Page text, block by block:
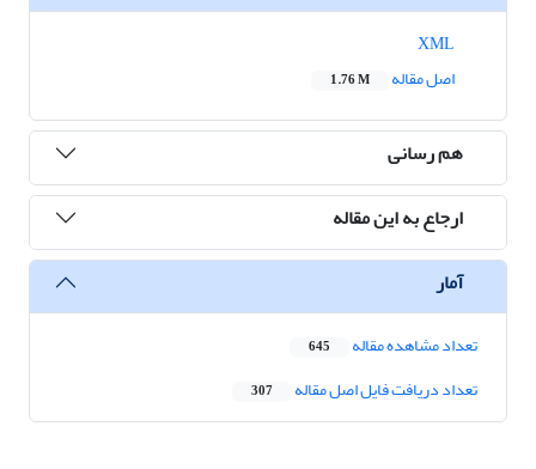
اصل مقاله
1.76 M
هم رسانی
ارجاع به این مقاله
آمار
تعداد مشاهده مقاله 645
تعداد دریافت فایل اصل مقاله 307